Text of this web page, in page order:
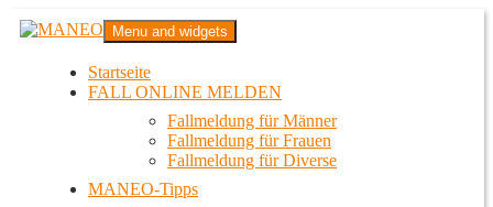
Zum
InhaltMANEO
Das schwule Anti-Gewalt-Projekt in Berlin
Menu and widgets
Startseite
FALL ONLINE MELDEN
Fallmeldung für Männer
Fallmeldung für Frauen
Fallmeldung für Diverse
MANEO-Tipps